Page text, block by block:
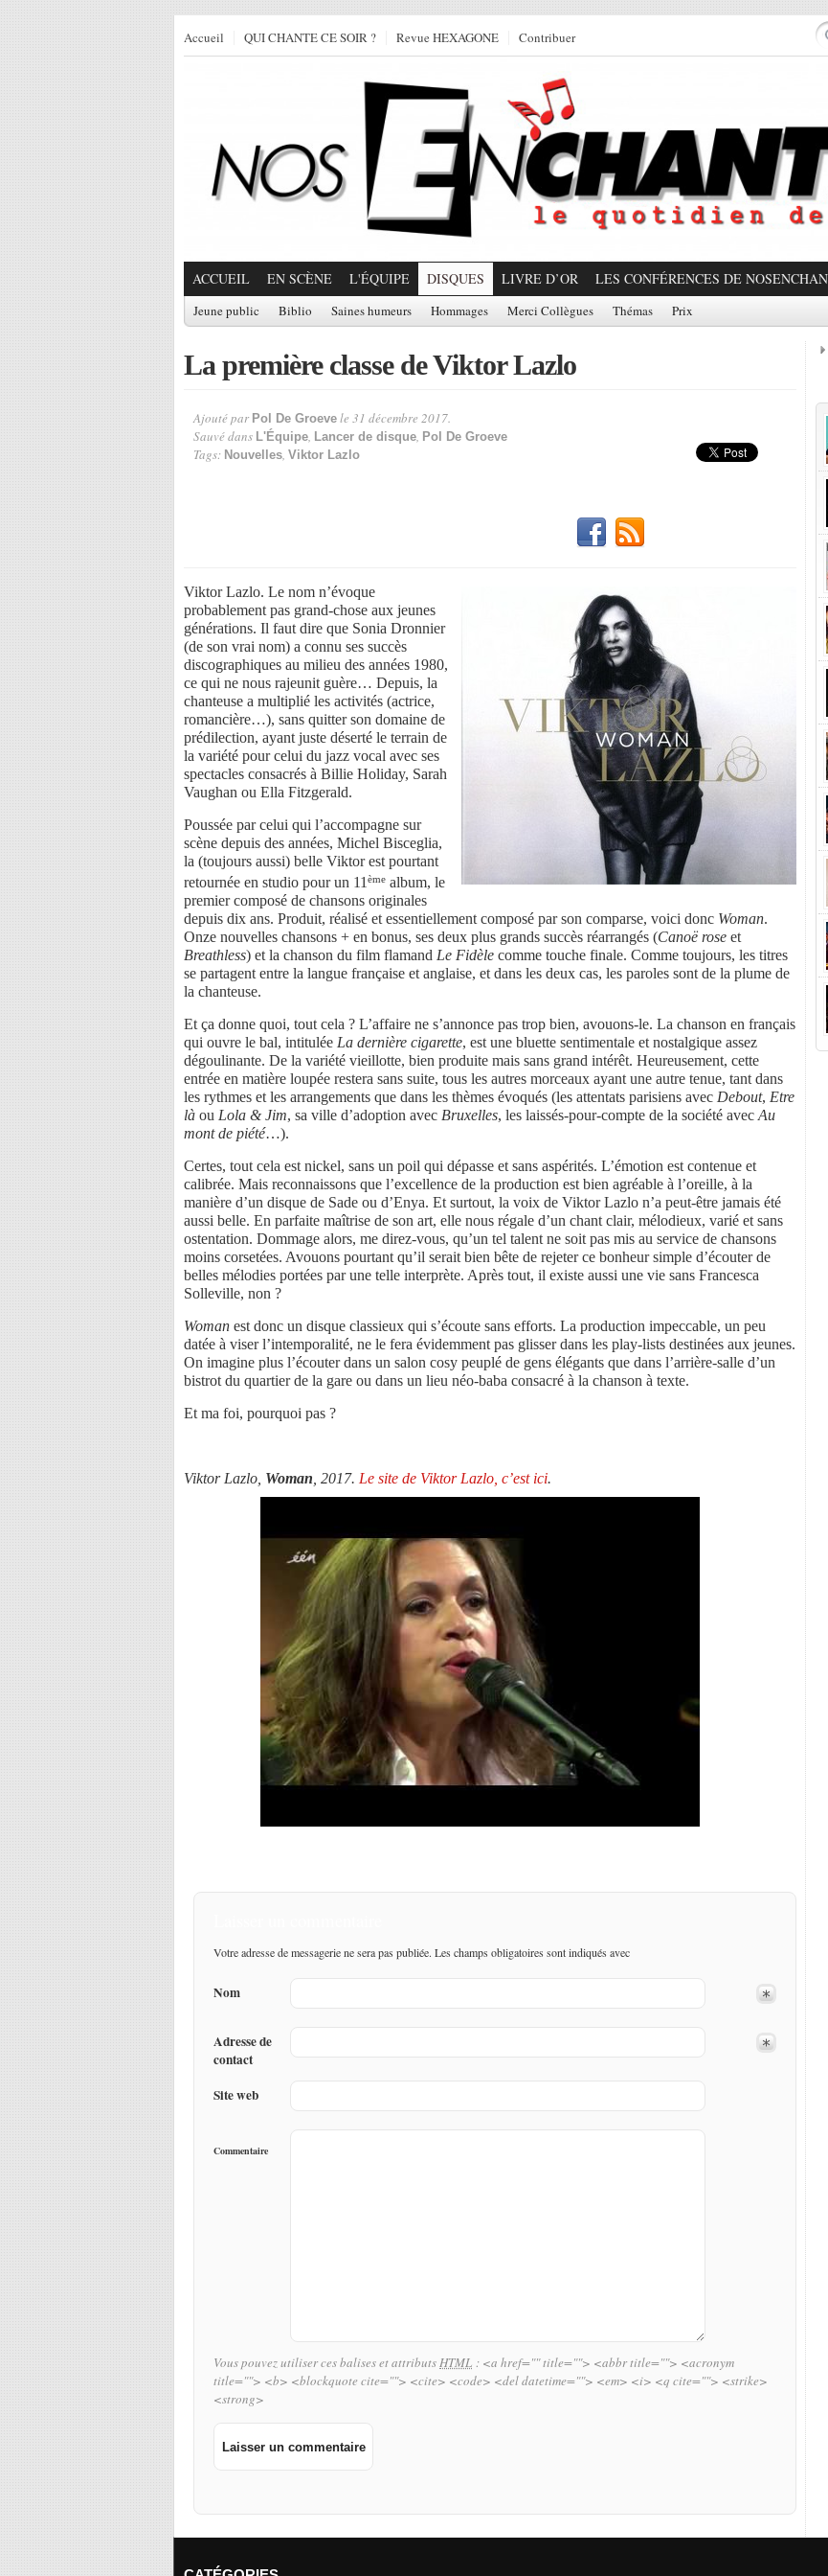
Accueil QUI CHANTE CE SOIR ? Revue HEXAGONE Contribuer
ACCUEIL EN SCÈNE L'ÉQUIPE DISQUES LIVRE D’OR LES CONFÉRENCES DE
Jeune public Biblio Saines humeurs Hommages Merci Collègues Thémas Prix
La première classe de Viktor Lazlo
Ajouté par Pol De Groeve le 31 décembre 2017.
Sauvé dans L'Équipe, Lancer de disque, Pol De Groeve
Tags: Nouvelles, Viktor Lazlo
Viktor Lazlo. Le nom n’évoque
probablement pas grand-chose aux jeunes
générations. Il faut dire que Sonia Dronnier
(de son vrai nom) a connu ses succès
discographiques au milieu des années 1980,
ce qui ne nous rajeunit guère… Depuis, la
chanteuse a multiplié les activités (actrice,
romancière…), sans quitter son domaine de
prédilection, ayant juste déserté le terrain de
la variété pour celui du jazz vocal avec ses
spectacles consacrés à Billie Holiday, Sarah
Vaughan ou Ella Fitzgerald.
Poussée par celui qui l’accompagne sur
scène depuis des années, Michel Bisceglia,
la (toujours aussi) belle Viktor est pourtant
retournée en studio pour un 11 ème album, le
premier composé de chansons originales
depuis dix ans. Produit, réalisé et essentiellement composé par son comparse, voici donc Woman.
Onze nouvelles chansons + en bonus, ses deux plus grands succès réarrangés (Canoë rose et
Breathless) et la chanson du film flamand Le Fidèle comme touche finale. Comme toujours, les titres
se partagent entre la langue française et anglaise, et dans les deux cas, les paroles sont de la plume de
la chanteuse.
Et ça donne quoi, tout cela ? L’affaire ne s’annonce pas trop bien, avouons-le. La chanson en français
qui ouvre le bal, intitulée La dernière cigarette, est une bluette sentimentale et nostalgique assez
dégoulinante. De la variété vieillotte, bien produite mais sans grand intérêt. Heureusement, cette
entrée en matière loupée restera sans suite, tous les autres morceaux ayant une autre tenue, tant dans
les rythmes et les arrangements que dans les thèmes évoqués (les attentats parisiens avec Debout, Etre
là ou Lola & Jim, sa ville d’adoption avec Bruxelles, les laissés-pour-compte de la société avec Au
mont de piété…).
Certes, tout cela est nickel, sans un poil qui dépasse et sans aspérités. L’émotion est contenue et
calibrée. Mais reconnaissons que l’excellence de la production est bien agréable à l’oreille, à la
manière d’un disque de Sade ou d’Enya. Et surtout, la voix de Viktor Lazlo n’a peut-être jamais été
aussi belle. En parfaite maîtrise de son art, elle nous régale d’un chant clair, mélodieux, varié et sans
ostentation. Dommage alors, me direz-vous, qu’un tel talent ne soit pas mis au service de chansons
moins corsetées. Avouons pourtant qu’il serait bien bête de rejeter ce bonheur simple d’écouter de
belles mélodies portées par une telle interprète. Après tout, il existe aussi une vie sans Francesca
Solleville, non ?
Woman est donc un disque classieux qui s’écoute sans efforts. La production impeccable, un peu
datée à viser l’intemporalité, ne le fera évidemment pas glisser dans les play-lists destinées aux jeunes.
On imagine plus l’écouter dans un salon cosy peuplé de gens élégants que dans l’arrière-salle d’un
bistrot du quartier de la gare ou dans un lieu néo-baba consacré à la chanson à texte.
Et ma foi, pourquoi pas ?
Viktor Lazlo, Woman , 2017. Le site de Viktor Lazlo, c’est ici.
Votre adresse de messagerie ne sera pas publiée. Les champs obligatoires sont indiqués avec
Nom
Adresse de
contact
Site web
Commentaire
Vous pouvez utiliser ces balises et attributsHTML : <a href="" title=""> <abbr title=""> <acronym
title=""> <b> <blockquote cite=""> <cite> <code> <del datetime=""> <em> <i> <q cite=""> <strike>
<strong>